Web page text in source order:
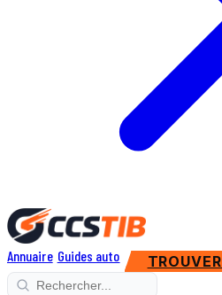
Annuaire Guides auto TROUVER